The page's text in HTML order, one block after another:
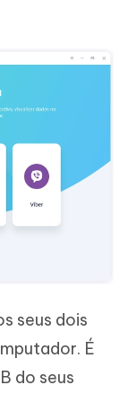
seus dois
É
do seus